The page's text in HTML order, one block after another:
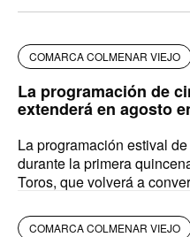
COMARCA COLMENAR VIEJO
La programación de
extenderá en agosto
La programación estival
durante la primera
Toros, que volverá a
COMARCA COLMENAR VIEJO